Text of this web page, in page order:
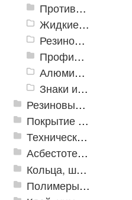
Противоскользящие ленты
Жидкие противоскользящие средства
Резиновый профиль с алюминиевой вставкой «NoSlip»
Профили закладные
Алюминиевый профиль для ленты
Знаки из полистирола для разметки пола
Резиновые и ПВХ дорожки
Покрытие из резиновой крошки
Техническая резина
Асбестотехнические и теплоизоляционные материалы
Кольца, шайбы, манжеты
Полимеры и пластики